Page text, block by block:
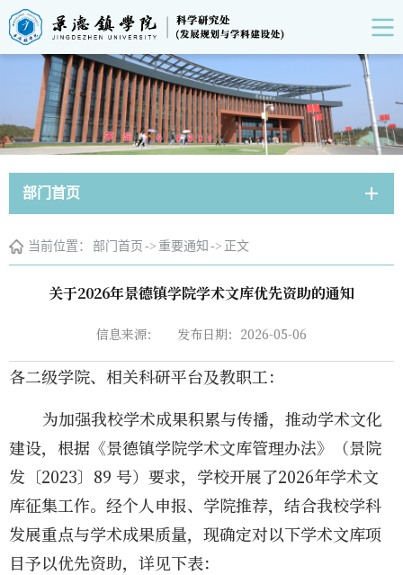
部门首页
当前位置： 部门首页 -> 重要通知 -> 正文
关于2026年景德镇学院学术文库优先资助的通知
信息来源： 发布日期：2026-05-06
各二级学院、相关科研平台及教职工：
为加强我校学术成果积累与传播，推动学术文化
建设，根据《景德镇学院学术文库管理办法》（景院
发〔2023〕 89 号）要求，学校开展了2026年学术文
库征集工作。经个人申报、学院推荐，结合我校学科
发展重点与学术成果质量，现确定对以下学术文库项
目予以优先资助， 详见下表：